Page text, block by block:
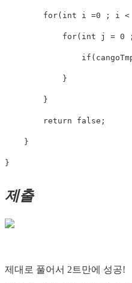
for(int i =0 ; i <
for(int j = 0
            }
        }
        return false;
    }
}
제출
제대로 풀어서 2트만에 성공!